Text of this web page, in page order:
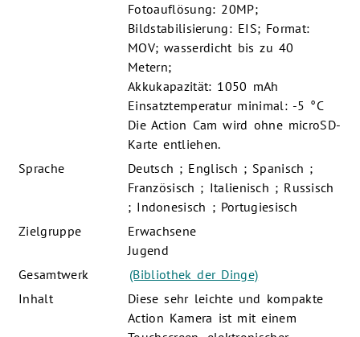
Fotoauflösung: 20MP;
Bildstabilisierung: EIS; Format:
MOV; wasserdicht bis zu 40
Metern;
Akkukapazität: 1050 mAh
Einsatztemperatur minimal: -5 °C
Die Action Cam wird ohne microSD-
Karte entliehen.
Sprache
Deutsch ; Englisch ; Spanisch ;
Französisch ; Italienisch ; Russisch
; Indonesisch ; Portugiesisch
Zielgruppe
Erwachsene
Jugend
Gesamtwerk
(Bibliothek der Dinge)
Inhalt
Diese sehr leichte und kompakte
Action Kamera ist mit einem